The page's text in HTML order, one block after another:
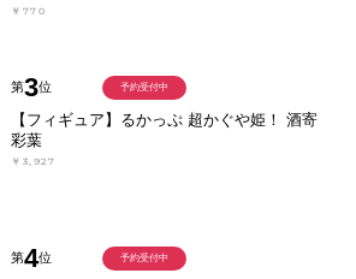
￥770
第3位
【フィギュア】るかっぷ 超かぐや姫！ 酒寄
彩葉
￥3,927
予約受付中
第4位 予約受付中